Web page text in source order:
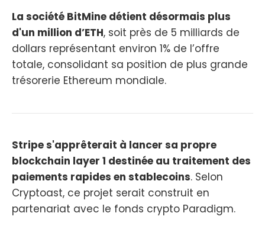
La société BitMine détient désormais plus
d'un million d’ETH, soit près de 5 milliards de
dollars représentant environ 1% de l’offre
totale, consolidant sa position de plus grande
trésorerie Ethereum mondiale.
Stripe s'apprêterait à lancer sa propre
blockchain layer 1 destinée au traitement des
paiements rapides en stablecoins. Selon
Cryptoast, ce projet serait construit en
partenariat avec le fonds crypto Paradigm.